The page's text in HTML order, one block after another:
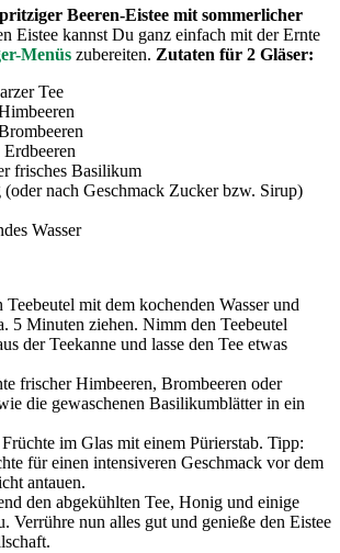
Beeren-Eistee mit sommerlicher
Eistee kannst Du ganz einfach mit der Ernte
Menüs zubereiten. Zutaten für 2 Gläser:
Tee
frisches Basilikum
nach Geschmack Zucker bzw. Sirup)
Wasser
Teebeutel mit dem kochenden Wasser und
5 Minuten ziehen. Nimm den Teebeutel
der Teekanne und lasse den Tee etwas
frischer Himbeeren, Brombeeren oder
die gewaschenen Basilikumblätter in ein
im Glas mit einem Pürierstab. Tipp:
für einen intensiveren Geschmack vor dem
antauen.
den abgekühlten Tee, Honig und einige
Verrühre nun alles gut und genieße den Eistee